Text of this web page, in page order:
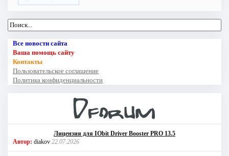
Все новости сайта
Ваша помощь сайту
Контакты
Пользовательское соглашение
Политика конфиденциальности
Лицензия для IObit Driver Booster PRO 13.5
Автор: diakov 22.07.2026